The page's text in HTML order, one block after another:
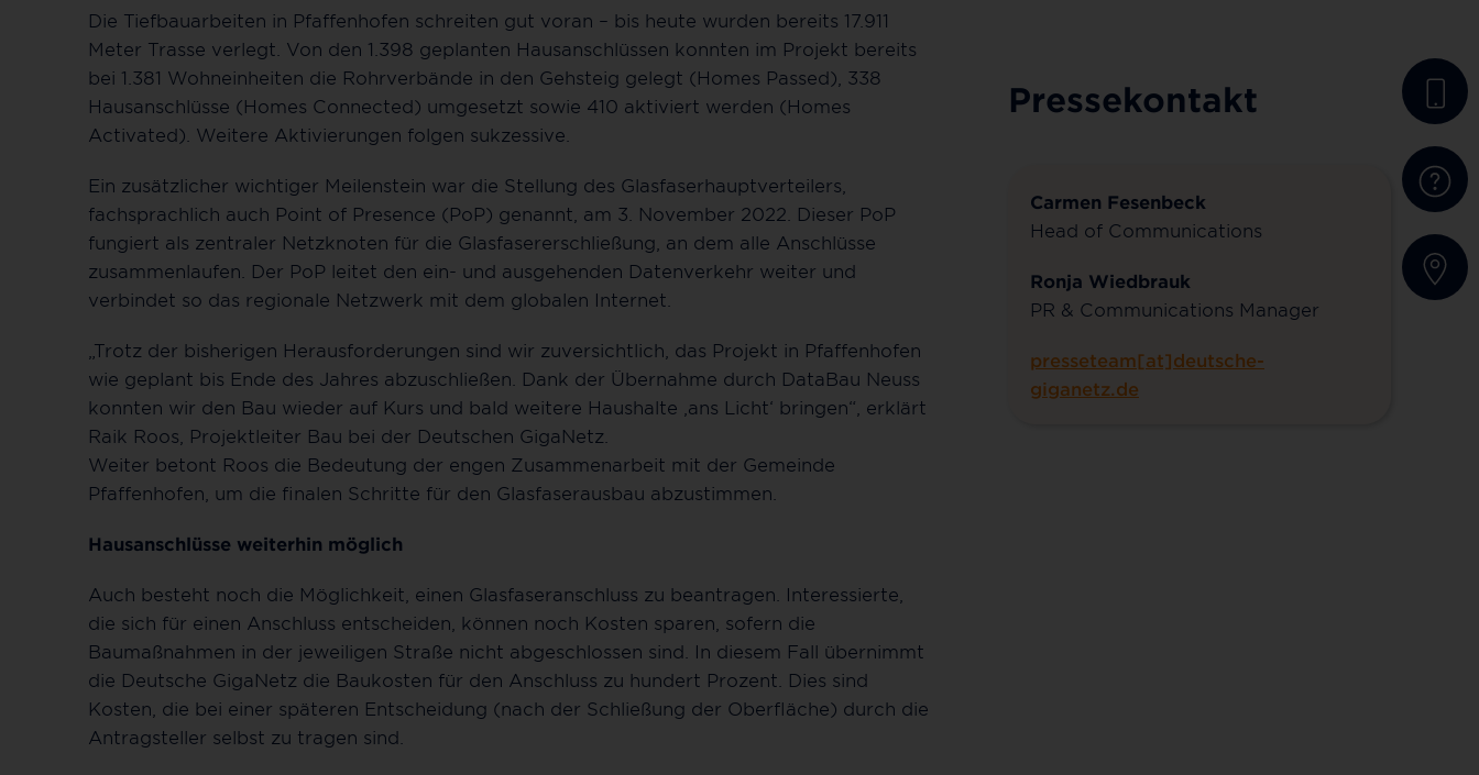
Die Tiefbauarbeiten in Pfaffenhofen schreiten gut voran – bis heute wurden bereits 17.911
Meter Trasse verlegt. Von den 1.398 geplanten Hausanschlüssen konnten im Projekt bereits
bei 1.381 Wohneinheiten die Rohrverbände in den Gehsteig gelegt (Homes Passed), 338
Hausanschlüsse (Homes Connected) umgesetzt sowie 410 aktiviert werden (Homes
Activated). Weitere Aktivierungen folgen sukzessive.
Ein zusätzlicher wichtiger Meilenstein war die Stellung des Glasfaserhauptverteilers,
fachsprachlich auch Point of Presence (PoP) genannt, am 3. November 2022. Dieser PoP
fungiert als zentraler Netzknoten für die Glasfasererschließung, an dem alle Anschlüsse
zusammenlaufen. Der PoP leitet den ein- und ausgehenden Datenverkehr weiter und
verbindet so das regionale Netzwerk mit dem globalen Internet.
„Trotz der bisherigen Herausforderungen sind wir zuversichtlich, das Projekt in Pfaffenhofen
wie geplant bis Ende des Jahres abzuschließen. Dank der Übernahme durch DataBau Neuss
konnten wir den Bau wieder auf Kurs und bald weitere Haushalte ‚ans Licht‘ bringen“, erklärt
Raik Roos, Projektleiter Bau bei der Deutschen GigaNetz.
Weiter betont Roos die Bedeutung der engen Zusammenarbeit mit der Gemeinde
Pfaffenhofen, um die finalen Schritte für den Glasfaserausbau abzustimmen.
Hausanschlüsse weiterhin möglich
Auch besteht noch die Möglichkeit, einen Glasfaseranschluss zu beantragen. Interessierte,
die sich für einen Anschluss entscheiden, können noch Kosten sparen, sofern die
Baumaßnahmen in der jeweiligen Straße nicht abgeschlossen sind. In diesem Fall übernimmt
die Deutsche GigaNetz die Baukosten für den Anschluss zu hundert Prozent. Dies sind
Kosten, die bei einer späteren Entscheidung (nach der Schließung der Oberfläche) durch die
Antragsteller selbst zu tragen sind.
Pressekontakt
Carmen Fesenbeck
Head of Communications
Ronja Wiedbrauk
PR & Communications Manager
presseteam[at]deutsche-
giganetz.de